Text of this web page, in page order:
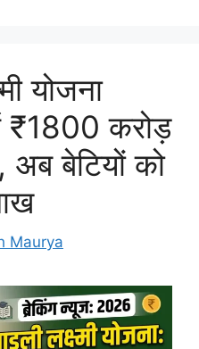
योजना
करोड़
अब बेटियों को
Maurya